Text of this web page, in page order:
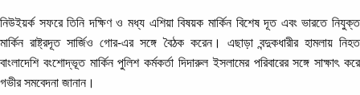
নিউইয়র্ক সফরে তিনি দক্ষিণ ও মধ্য এশিয়া বিষয়ক মার্কিন বিশেষ দূত এবং ভারতে নিযুক্ত
মার্কিন রাষ্ট্রদূত সার্জিও গোর-এর সঙ্গে বৈঠক করেন। এছাড়া বন্দুকধারীর হামলায় নিহত
বাংলাদেশি বংশোদ্ভূত মার্কিন পুলিশ কর্মকর্তা দিদারুল ইসলামের পরিবারের সঙ্গে সাক্ষাৎ করে
গভীর সমবেদনা জানান।